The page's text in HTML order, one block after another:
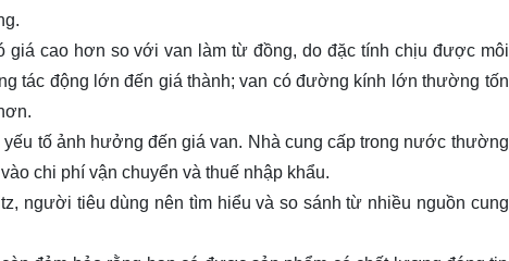
cao hơn so với van làm từ đồng, do đặc tính chịu được môi
tác động lớn đến giá thành; van có đường kính lớn thường tốn
tố ảnh hưởng đến giá van. Nhà cung cấp trong nước thường
chi phí vận chuyển và thuế nhập khẩu.
người tiêu dùng nên tìm hiểu và so sánh từ nhiều nguồn cung